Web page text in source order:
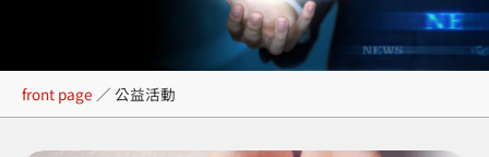
公益活動
front page ／ 公益活動